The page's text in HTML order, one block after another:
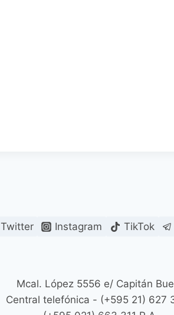
Twitter Instagram TikTok
Mcal. López 5556 e/ Capitán
Central telefónica - (+595 21) 627